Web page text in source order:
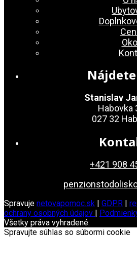
Stanislav
Habovka
027 32
+421 908
Spravuje netovapomoc.sk GDPR
ochrany osobných údajov
Všetky práva vyhradené.
Spravujte súhlas so súbormi cookie